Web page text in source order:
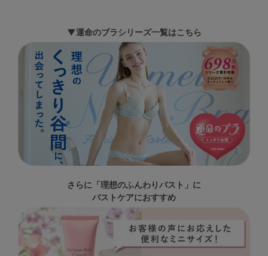
▼運命のブラシリーズ一覧はこちら
さらに「理想のふんわりバスト」に
バストケアにおすすめ